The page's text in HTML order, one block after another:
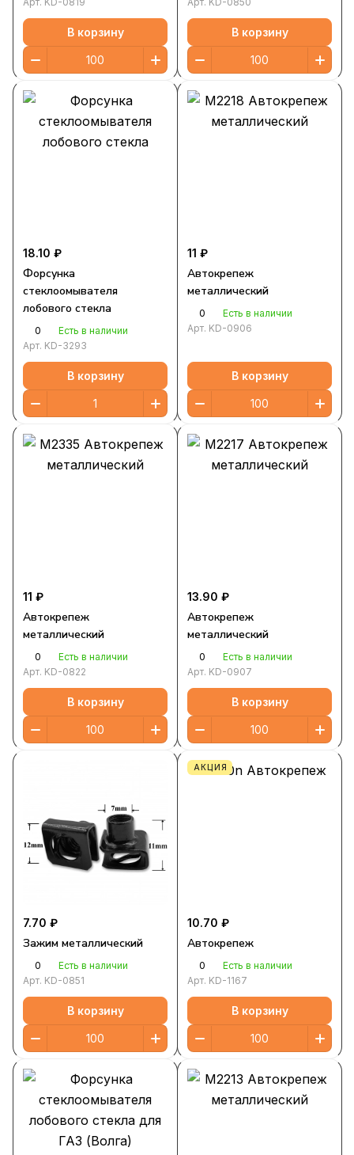
В корзину В корзину
18.10 ₽
Форсунка
стеклоомывателя
лобового стекла
0
Есть в наличии
Арт. KD-3293
В корзину
11 ₽
Автокрепеж
металлический
0
Есть в наличии
Арт. KD-0906
В корзину
11 ₽
Автокрепеж
металлический
0
Есть в наличии
Арт. KD-0822
В корзину
13.90 ₽
Автокрепеж
металлический
0
Есть в наличии
Арт. KD-0907
В корзину
7.70 ₽
Зажим металлический
0
Есть в наличии
Арт. KD-0851
В корзину
АКЦИЯ
10.70 ₽
Автокрепеж
0
Есть в наличии
Арт. KD-1167
В корзину